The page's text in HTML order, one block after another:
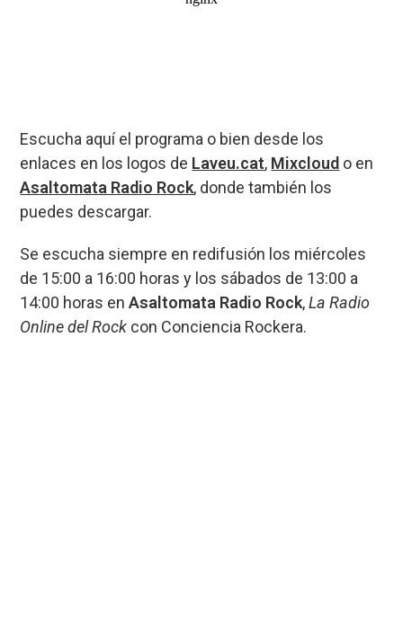
Escucha aquí el programa o bien desde los
enlaces en los logos de Laveu.cat, Mixcloud o en
Asaltomata Radio Rock, donde también los
puedes descargar.
Se escucha siempre en redifusión los miércoles
de 15:00 a 16:00 horas y los sábados de 13:00 a
14:00 horas enAsaltomata Radio Rock,La Radio
Online del Rock con Conciencia Rockera.